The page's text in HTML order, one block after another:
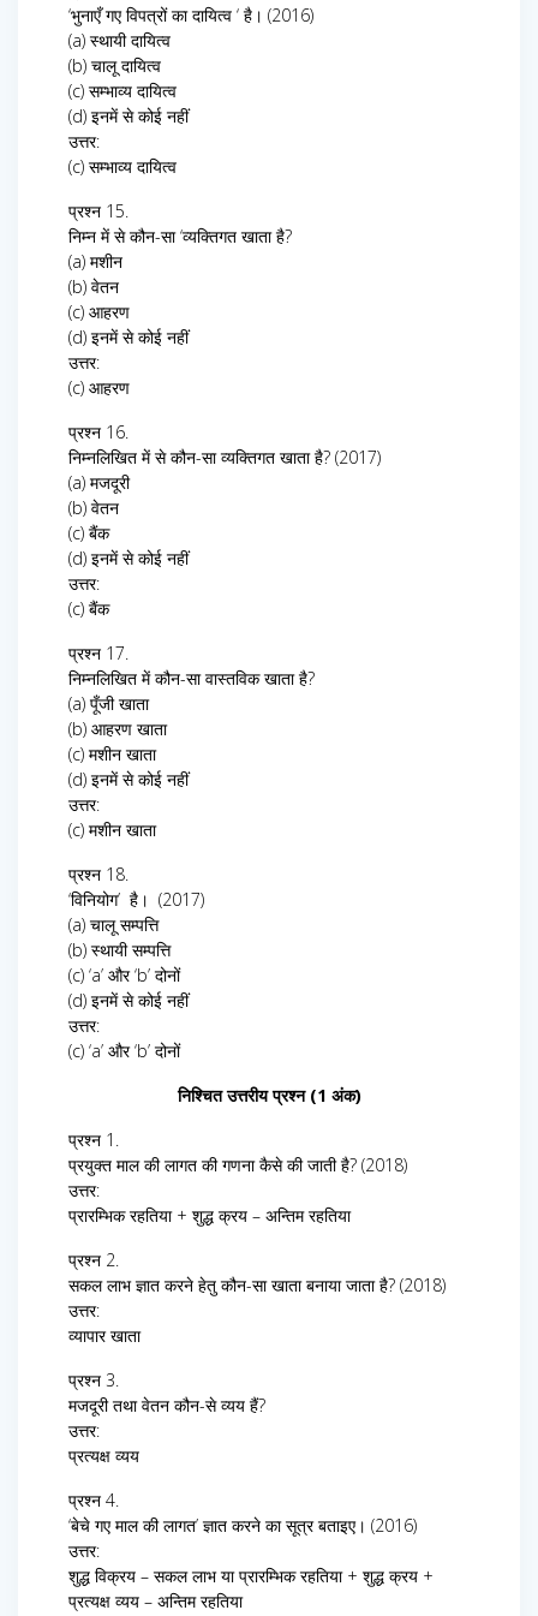
‘भुनाएँ गए विपत्रों का दायित्व ‘ है। (2016)
(a) स्थायी दायित्व
(b) चालू दायित्व
(c) सम्भाव्य दायित्व
(d) इनमें से कोई नहीं
उत्तर:
(c) सम्भाव्य दायित्व
प्रश्न 15.
निम्न में से कौन-सा ‘व्यक्तिगत खाता है?
(a) मशीन
(b) वेतन
(c) आहरण
(d) इनमें से कोई नहीं
उत्तर:
(c) आहरण
प्रश्न 16.
निम्नलिखित में से कौन-सा व्यक्तिगत खाता है? (2017)
(a) मजदूरी
(b) वेतन
(c) बैंक
(d) इनमें से कोई नहीं
उत्तर:
(c) बैंक
प्रश्न 17.
निम्नलिखित में कौन-सा वास्तविक खाता है?
(a) पूँजी खाता
(b) आहरण खाता
(c) मशीन खाता
(d) इनमें से कोई नहीं
उत्तर:
(c) मशीन खाता
प्रश्न 18.
‘विनियोग’ है। (2017)
(a) चालू सम्पत्ति
(b) स्थायी सम्पत्ति
(c) ‘a’ और ‘b’ दोनों
(d) इनमें से कोई नहीं
उत्तर:
(c) ‘a’ और ‘b’ दोनों
निश्चित उत्तरीय प्रश्न (1 अंक)
प्रश्न 1.
प्रयुक्त माल की लागत की गणना कैसे की जाती है? (2018)
उत्तर:
प्रारम्भिक रहतिया + शुद्ध क्रय – अन्तिम रहतिया
प्रश्न 2.
सकल लाभ ज्ञात करने हेतु कौन-सा खाता बनाया जाता है? (2018)
उत्तर:
व्यापार खाता
प्रश्न 3.
मजदूरी तथा वेतन कौन-से व्यय हैं?
उत्तर:
प्रत्यक्ष व्यय
प्रश्न 4.
‘बेचे गए माल की लागत’ ज्ञात करने का सूत्र बताइए। (2016)
उत्तर:
शुद्ध विक्रय – सकल लाभ या प्रारम्भिक रहतिया + शुद्ध क्रय +
प्रत्यक्ष व्यय – अन्तिम रहतिया